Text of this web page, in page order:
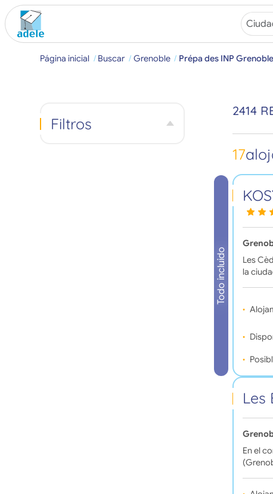
Página inicial Buscar Grenoble Prépa des INP Grenoble
2414
17
Todo incluido
Les
la
Les
En el
Filtros